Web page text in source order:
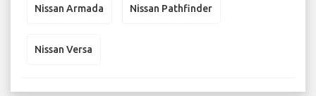
Nissan Armada Nissan Pathfinder
Nissan Versa